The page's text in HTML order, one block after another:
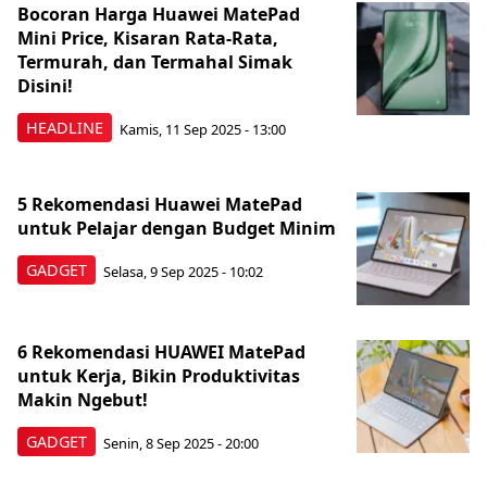
HEADLINE
Bocoran Harga Huawei MatePad
Mini Price, Kisaran Rata-Rata,
Termurah, dan Termahal Simak
Disini!
Kamis, 11 Sep 2025 - 13:00
GADGET
5 Rekomendasi Huawei MatePad
untuk Pelajar dengan Budget Minim
Selasa, 9 Sep 2025 - 10:02
GADGET
6 Rekomendasi HUAWEI MatePad
untuk Kerja, Bikin Produktivitas
Makin Ngebut!
Senin, 8 Sep 2025 - 20:00